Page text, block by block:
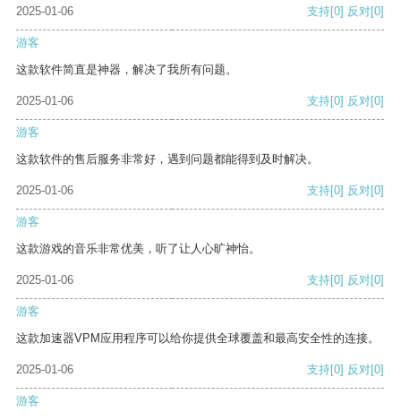
2025-01-06 支持[0] 反对[0]
游客
这款软件简直是神器，解决了我所有问题。
2025-01-06 支持[0] 反对[0]
游客
这款软件的售后服务非常好，遇到问题都能得到及时解决。
2025-01-06 支持[0] 反对[0]
游客
这款游戏的音乐非常优美，听了让人心旷神怡。
2025-01-06 支持[0] 反对[0]
游客
这款加速器VPM应用程序可以给你提供全球覆盖和最高安全性的连接。
2025-01-06 支持[0] 反对[0]
游客